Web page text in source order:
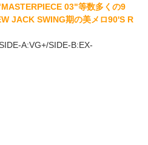
03"等数多くの9
JACK SWING期の美メロ90'S R
A:VG+/SIDE-B:EX-